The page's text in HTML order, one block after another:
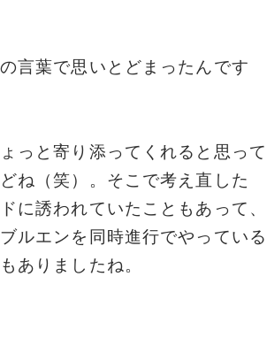
言葉で思いとどまったんです
っと寄り添ってくれると思って
ね（笑）。そこで考え直した
に誘われていたこともあって、
ルエンを同時進行でやっている
ありましたね。